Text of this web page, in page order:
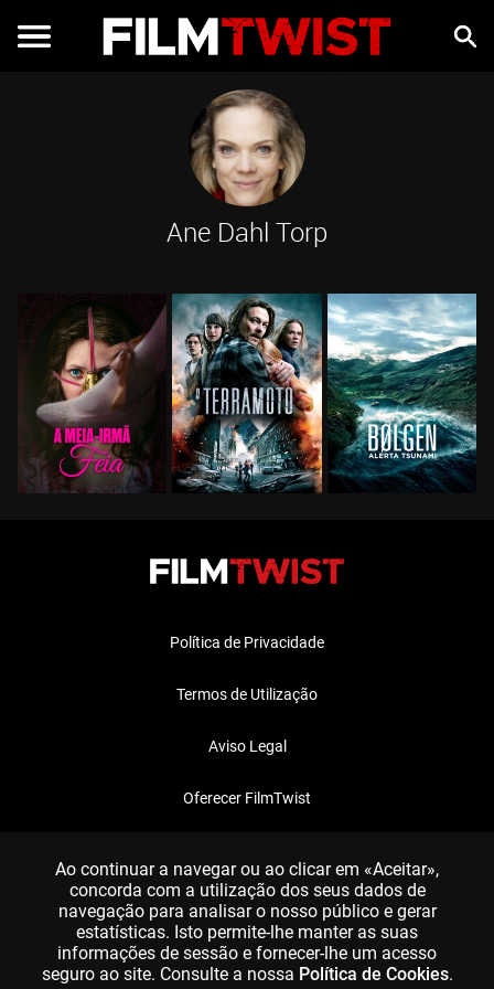
Ane Dahl Torp
Política de Privacidade
Termos de Utilização
Aviso Legal
Oferecer FilmTwist
Ao continuar a navegar ou ao clicar em «Aceitar»,
concorda com a utilização dos seus dados de
navegação para analisar o nosso público e gerar
estatísticas. Isto permite-lhe manter as suas
informações de sessão e fornecer-lhe um acesso
seguro ao site. Consulte a nossa Política de Cookies.